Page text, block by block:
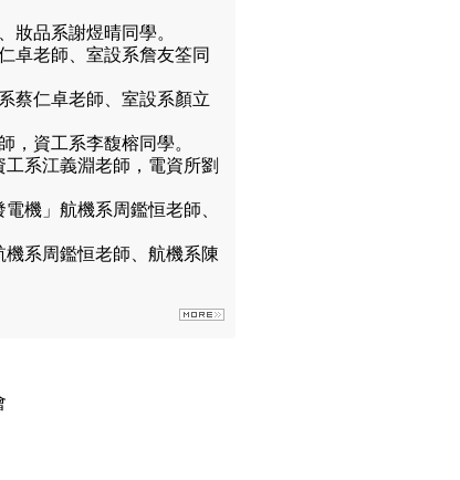
妝品系謝煜晴同學。
卓老師、室設系詹友筌同
蔡仁卓老師、室設系顏立
，資工系李馥榕同學。
系江義淵老師，電資所劉
機」航機系周鑑恒老師、
系周鑑恒老師、航機系陳